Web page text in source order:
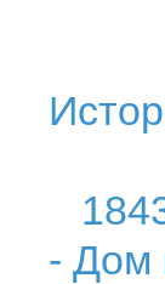
- Дом